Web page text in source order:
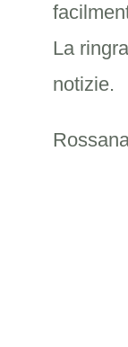
La
notizie.